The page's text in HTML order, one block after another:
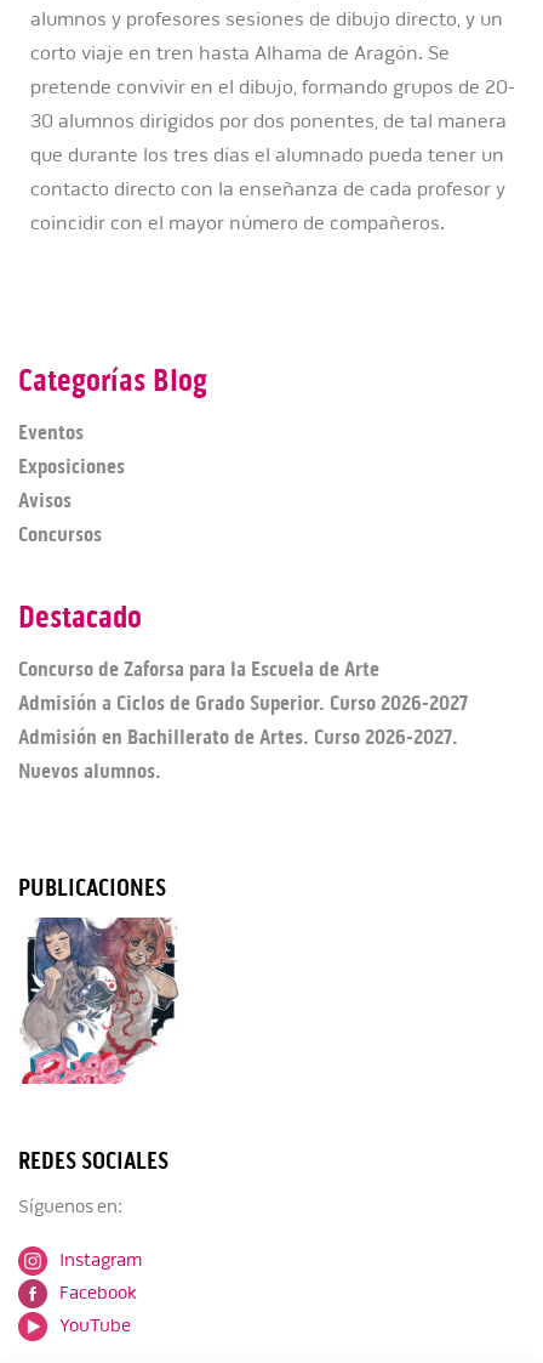
alumnos y profesores sesiones de dibujo directo, y un
corto viaje en tren hasta Alhama de Aragón. Se
pretende convivir en el dibujo, formando grupos de 20-
30 alumnos dirigidos por dos ponentes, de tal manera
que durante los tres días el alumnado pueda tener un
contacto directo con la enseñanza de cada profesor y
coincidir con el mayor número de compañeros.
Categorías Blog
Eventos
Exposiciones
Avisos
Concursos
Destacado
Concurso de Zaforsa para la Escuela de Arte
Admisión a Ciclos de Grado Superior. Curso 2026-2027
Admisión en Bachillerato de Artes. Curso 2026-2027.
Nuevos alumnos.
PUBLICACIONES
REDES SOCIALES
Síguenos en:
Instagram
Facebook
YouTube